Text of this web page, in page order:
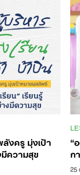
งครู มุ่งเป้า
ความสุข
“
ก
25